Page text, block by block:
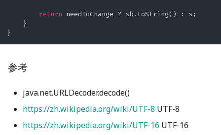
return needToChange ? sb.toString() : s;
    }
参考
java.net.URLDecoder.decode()
https://zh.wikipedia.org/wiki/UTF-8 UTF-8
https://zh.wikipedia.org/wiki/UTF-16 UTF-16